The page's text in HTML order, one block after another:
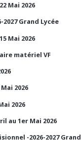
Mai 2026
Grand Lycée
Mai 2026
matériel VF
2026
2026
au 1er Mai 2026
-2026-2027 Grand